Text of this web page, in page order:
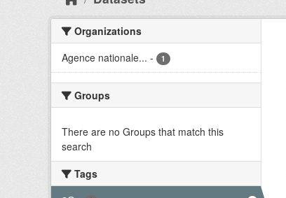
Organizations
Agence nationale... - 1
Groups
There are no Groups that match this
search
Tags